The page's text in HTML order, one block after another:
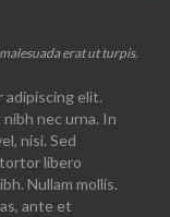
ornare.
erat ut turpis.
adipiscing elit.
nec urna. In
nisi. Sed
libero
Nullam mollis.
ante et